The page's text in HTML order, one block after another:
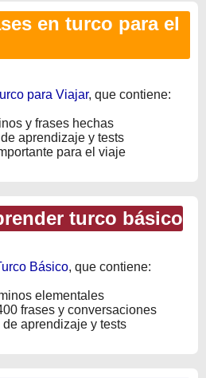
en turco para el
para Viajar, que contiene:
y frases hechas
aprendizaje y tests
para el viaje
turco básico
Básico, que contiene:
elementales
frases y conversaciones
de aprendizaje y tests